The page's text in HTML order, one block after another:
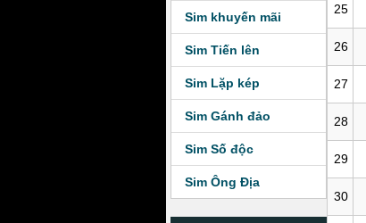
Sim khuyến mãi
Sim Tiến lên
Sim Lặp kép
Sim Gánh đảo
Sim Số độc
Sim Ông Địa
25
26
27
28
29
30